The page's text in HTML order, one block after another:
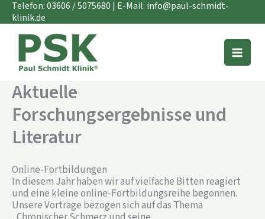
Zum
Inhalt
Telefon:03606 / 5075680 | E-Mail: info@paul-schmidt-
klinik.de
Aktuelle
Forschungsergebnisse und
Literatur
Online-Fortbildungen
In diesem Jahr haben wir auf vielfache Bitten reagiert
und eine kleine online-Fortbildungsreihe begonnen.
Unsere Vorträge bezogen sich auf das Thema